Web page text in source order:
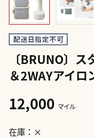
〔BRUNO〕
＆2WAYアイロ
12,000 マイル
在庫 ×